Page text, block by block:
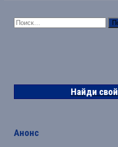
Найти:
Найди
Анонс